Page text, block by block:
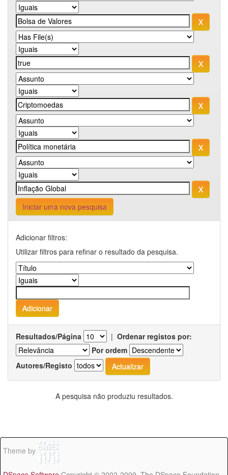
Iniciar uma nova pesquisa
Adicionar filtros:
Utilizar filtros para refinar o resultado da pesquisa.
Resultados/Página | Ordenar registos por:
Por ordem
Autores/Registo
A pesquisa não produziu resultados.
Theme by